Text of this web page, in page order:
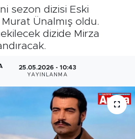
sezon dizisi Eski
Ünalmış oldu.
dizide Mirza
25.05.2026 - 10:43
YAYINLANMA